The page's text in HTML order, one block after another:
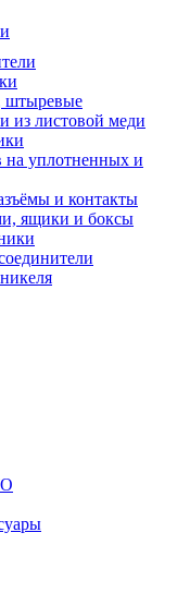
штыревые
из листовой меди
на уплотненных и
и контакты
ящики и боксы